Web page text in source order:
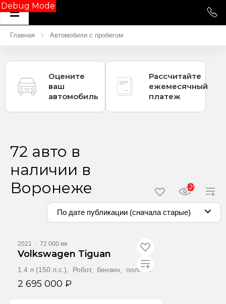
Debug Mode
Главная Автомобили с пробегом
Оцените
ваш
автомобиль
Рассчитайте
ежемесячный
платеж
72 авто в
наличии в
Воронеже
129
По дате публикации (сначала старые)
2021 · 72 000 км
Volkswagen Tiguan
1.4 л (150 л.с.), Робот, бензин, полный
2 695 000 ₽